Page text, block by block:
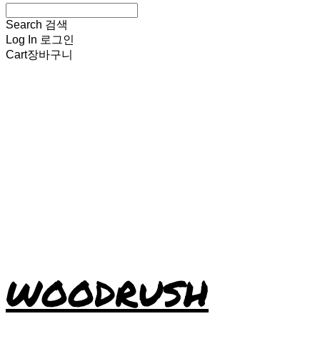
Search 검색
Log In 로그인
Cart장바구니
WOODRUSH